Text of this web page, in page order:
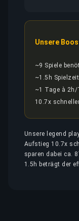
Unsere
~9 Spiele
~1.5h Spielzeit
~1 Tage à 2h/
10.7x
Unsere legend
Aufstieg 10.7x
sparen dabei ca.
1.5h beträgt der